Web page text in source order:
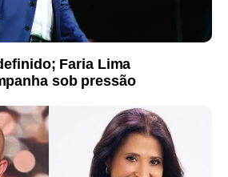
Faria Lima
sob pressão